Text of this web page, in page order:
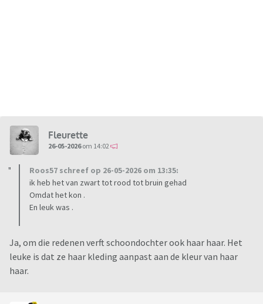
Fleurette
26-05-2026om 14:02
Roos57 schreef op 26-05-2026 om 13:35:
ik heb het van zwart tot rood tot bruin gehad
Omdat het kon .
En leuk was .
Ja, om die redenen verft schoondochter ook haar haar. Het
leuke is dat ze haar kleding aanpast aan de kleur van haar
haar.